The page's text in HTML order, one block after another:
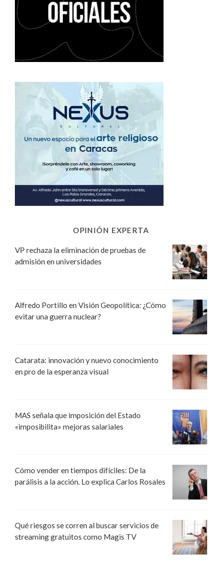
OPINIÓN EXPERTA
VP rechaza la eliminación de pruebas de
admisión en universidades
Alfredo Portillo en Visión Geopolítica: ¿Cómo
evitar una guerra nuclear?
Catarata: innovación y nuevo conocimiento
en pro de la esperanza visual
MAS señala que imposición del Estado
«imposibilita» mejoras salariales
Cómo vender en tiempos difíciles: De la
parálisis a la acción. Lo explica Carlos Rosales
Qué riesgos se corren al buscar servicios de
streaming gratuitos como Magis TV